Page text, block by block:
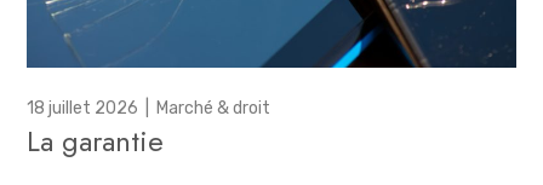
18 juillet 2026 Marché & droit
La garantie